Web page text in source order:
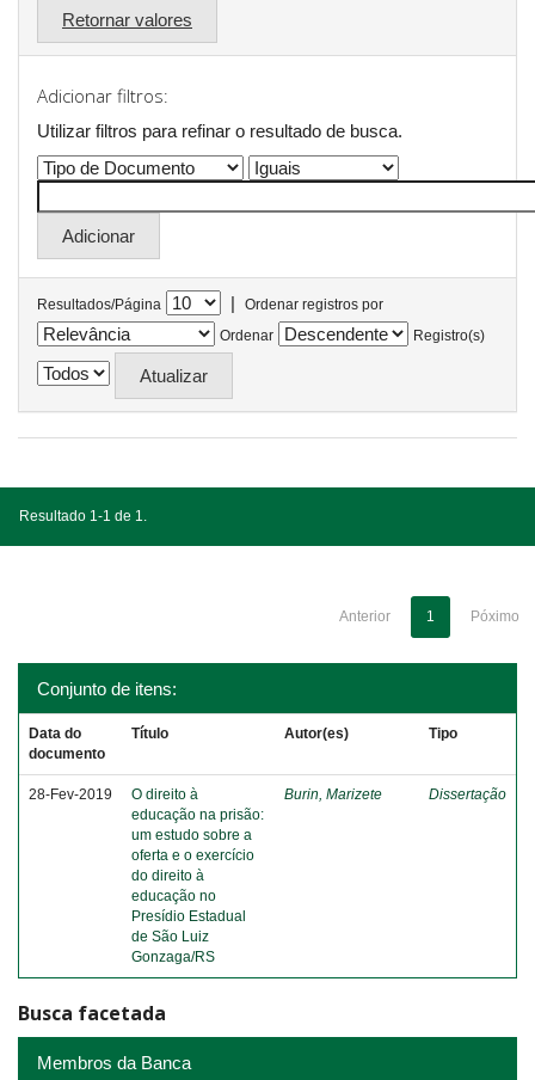
Retornar valores
Adicionar filtros:
Utilizar filtros para refinar o resultado de busca.
Resultados/Página |
Ordenar registros por
Ordenar
Registro(s)
Resultado 1-1 de 1.
Anterior 1 Póximo
Conjunto de itens:
Data do
documento
Título Autor(es) Tipo
28-Fev-2019
O direito à
educação na prisão:
um estudo sobre a
oferta e o exercício
do direito à
educação no
Presídio Estadual
de São Luiz
Gonzaga/RS
Burin, Marizete Dissertação
Busca facetada
Membros da Banca